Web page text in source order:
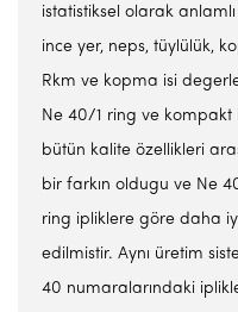
istatistiksel olarak
ince yer, neps, tüylülük,
Rkm ve kopma isi
Ne 40/1 ring ve kompakt
bütün kalite özellikleri
bir farkın oldugu ve Ne
ring ipliklere göre daha iyi
edilmistir. Aynı üretim
40 numaralarındaki